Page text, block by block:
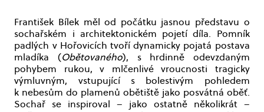
František Bílek měl od počátku jasnou představu o
sochařském i architektonickém pojetí díla. Pomník
padlých v Hořovicích tvoří dynamicky pojatá postava
mladíka (Obětovaného), s hrdinně odevzdaným
pohybem rukou, v mlčenlivé vroucnosti tragicky
výmluvným, vstupující s bolestivým pohledem
k nebesům do plamenů obětiště jako posvátná oběť.
Sochař se inspiroval – jako ostatně několikrát –